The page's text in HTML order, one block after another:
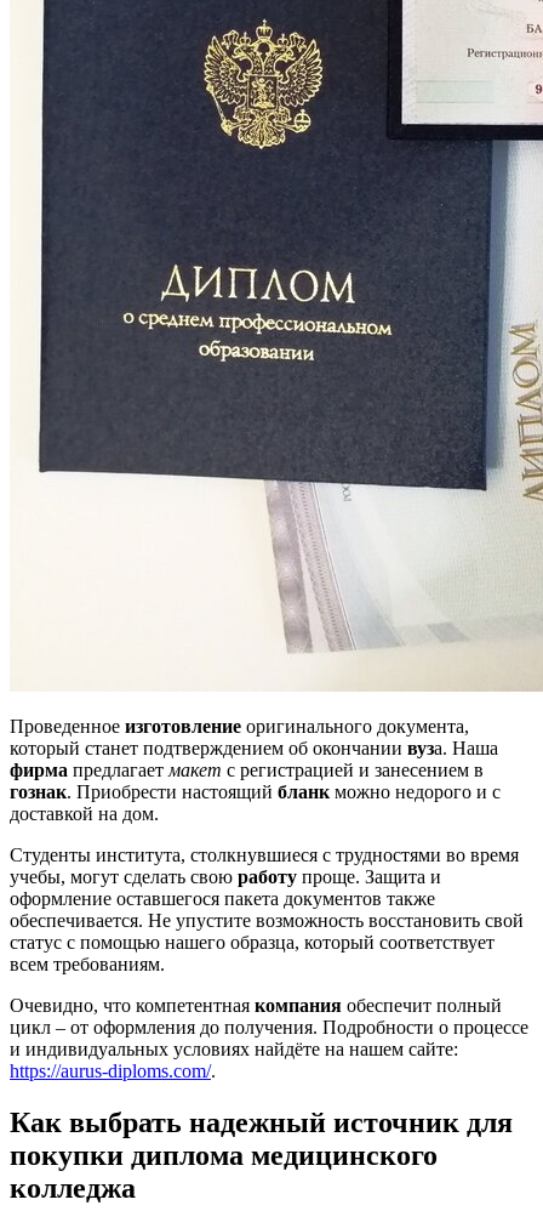
Проведенное изготовление оригинального документа,
который станет подтверждением об окончании вуза. Наша
фирма предлагает макет с регистрацией и занесением в
гознак. Приобрести настоящий бланк можно недорого и с
доставкой на дом.
Студенты института, столкнувшиеся с трудностями во время
учебы, могут сделать свою работу проще. Защита и
оформление оставшегося пакета документов также
обеспечивается. Не упустите возможность восстановить свой
статус с помощью нашего образца, который соответствует
всем требованиям.
Очевидно, что компетентная компания обеспечит полный
цикл – от оформления до получения. Подробности о процессе
и индивидуальных условиях найдёте на нашем сайте:
https://aurus-diploms.com/.
Как выбрать надежный источник для
покупки диплома медицинского
колледжа